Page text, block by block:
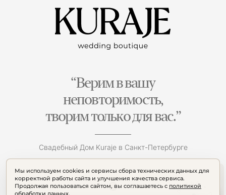
Мы используем cookies и сервисы сбора технических данных для
корректной работы сайта и улучшения качества сервиса.
Продолжая пользоваться сайтом, вы соглашаетесь с политикой
обработки данных.
“Верим в вашу
неповторимость,
творим только для вас.”
Свадебный Дом Kuraje в Санкт-Петербурге